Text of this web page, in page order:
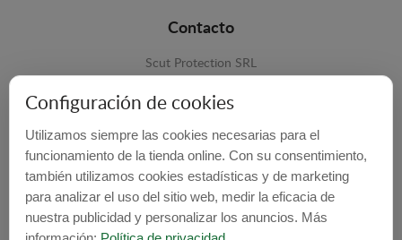
Contacto
Scut Protection SRL
Harghita, Romania
E-mail: info@cubrecarter.com
Configuración de cookies
Utilizamos siempre las cookies necesarias para el
funcionamiento de la tienda online. Con su consentimiento,
también utilizamos cookies estadísticas y de marketing
para analizar el uso del sitio web, medir la eficacia de
nuestra publicidad y personalizar los anuncios. Más